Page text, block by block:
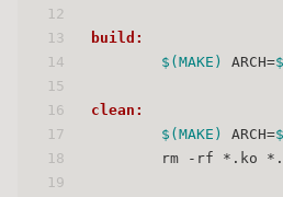
12
13
14
15
16
17
18
19
build:
$(MAKE)
ARCH=
clean:
$(MAKE)
ARCH=
rm -rf *.ko